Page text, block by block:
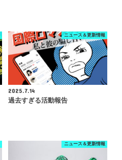
ニュース＆更新情報
2025.7.14
過去すぎる活動報告
ニュース＆更新情報